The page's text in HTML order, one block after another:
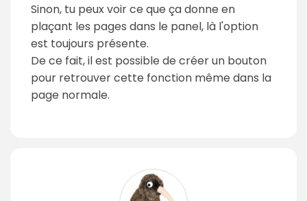
Sinon, tu peux voir ce que ça donne en
plaçant les pages dans le panel, là l'option
est toujours présente.
De ce fait, il est possible de créer un bouton
pour retrouver cette fonction même dans la
page normale.